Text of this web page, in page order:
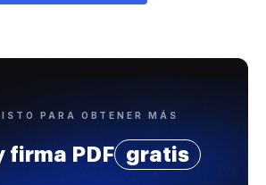
PARA OBTENER MÁS
firma PDF gratis